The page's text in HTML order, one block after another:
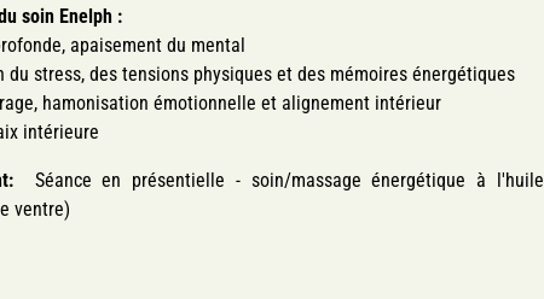
soin Enelph :
apaisement du mental
stress, des tensions physiques et des mémoires énergétiques
hamonisation émotionnelle et alignement intérieur
intérieure
Séance en présentielle - soin/massage énergétique à l'huile
ventre)